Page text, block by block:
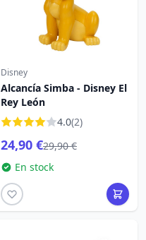
Disney
Alcancía Simba - Disney El
Rey León
4.0(2)
24,90 €29,90 €
En stock